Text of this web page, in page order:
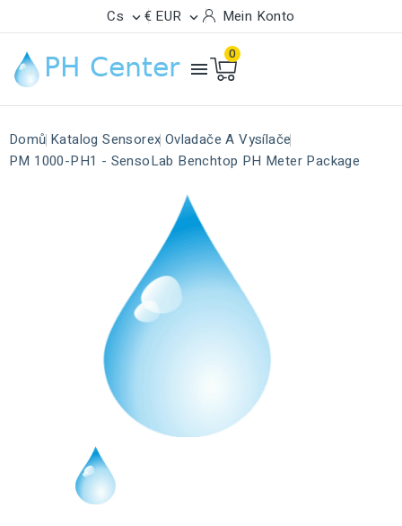
Cs  € EUR  Mein Konto

0
Domů Katalog Sensorex Ovladače A Vysílače
PM 1000-PH1 - SensoLab Benchtop PH Meter Package